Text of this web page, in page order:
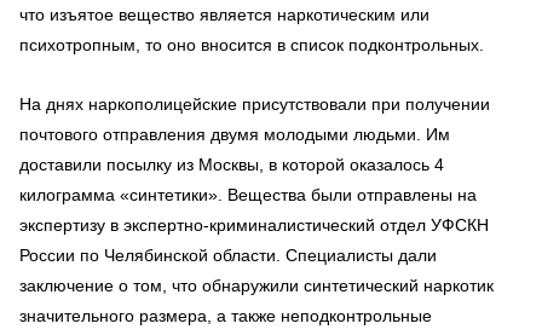
что изъятое вещество является наркотическим или
психотропным, то оно вносится в список подконтрольных.
На днях наркополицейские присутствовали при получении
почтового отправления двумя молодыми людьми. Им
доставили посылку из Москвы, в которой оказалось 4
килограмма «синтетики». Вещества были отправлены на
экспертизу в экспертно-криминалистический отдел УФСКН
России по Челябинской области. Специалисты дали
заключение о том, что обнаружили синтетический наркотик
значительного размера, а также неподконтрольные